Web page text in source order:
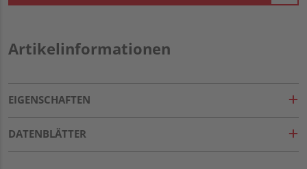
Artikelinformationen
EIGENSCHAFTEN
DATENBLÄTTER